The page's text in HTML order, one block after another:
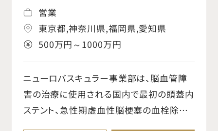
へのサポート ○施設導入時は約3か月程度
での短期業務となる見込み
営業
東京都,神奈川県,福岡県,愛知県
500万円～1000万円
ニューロバスキュラー事業部は、脳血管障
害の治療に使用される国内で最初の頭蓋内
ステント、急性期虚血性脳梗塞の血栓除去